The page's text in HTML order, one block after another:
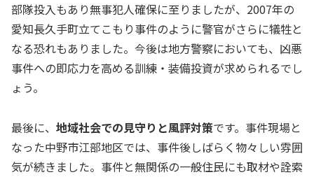
部隊投入もあり無事犯人確保に至りましたが、2007年の
愛知長久手町立てこもり事件のように警官がさらに犠牲と
なる恐れもありました。今後は地方警察においても、凶悪
事件への即応力を高める訓練・装備投資が求められるでし
ょう。
最後に、 地域社会での見守りと風評対策です。事件現場と
なった中野市江部地区では、事件後しばらく物々しい雰囲
気が続きました。事件と無関係の一般住民にも取材や詮索